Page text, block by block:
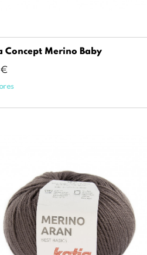
Concept Merino Baby